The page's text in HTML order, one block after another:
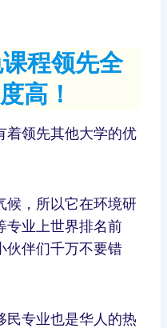
程领先全
高！
着领先其他大学的优
候，所以它在环境研
专业上世界排名前
伙伴们千万不要错
民专业也是华人的热